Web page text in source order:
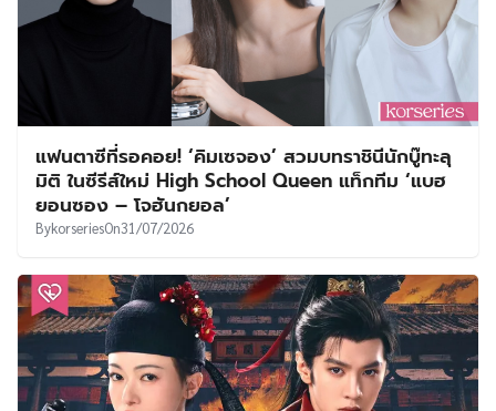
แฟนตาซีที่รอคอย! ‘คิมเซจอง’ สวมบทราชินีนักบู๊ทะลุ
มิติ ในซีรีส์ใหม่ High School Queen แท็กทีม ‘แบฮ
ยอนซอง – โจฮันกยอล’
BykorseriesOn31/07/2026